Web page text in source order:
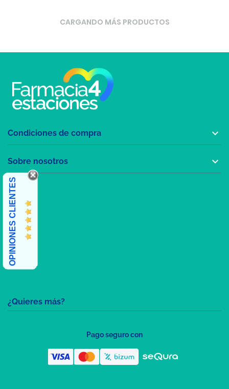
CARGANDO MÁS PRODUCTOS
¿Quieres más?
Condiciones de compra 
Sobre nosotros 
OPINIONES CLIENTES
Pago seguro con